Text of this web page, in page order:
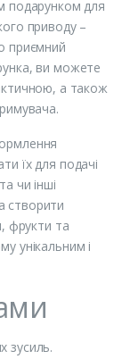
подарунком для
приводу –
приємний
ви можете
а також
їх для подачі
чи інші
створити
фрукти та
унікальним і
зусиль.